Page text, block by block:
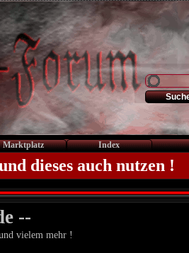
Marktplatz Index
dieses auch nutzen !
--
vielem mehr !